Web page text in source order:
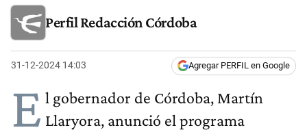
Perfil Redacción Córdoba
31-12-2024 14:03 Agregar PERFIL en Google
E l gobernador de Córdoba, Martín
Llaryora, anunció el programa